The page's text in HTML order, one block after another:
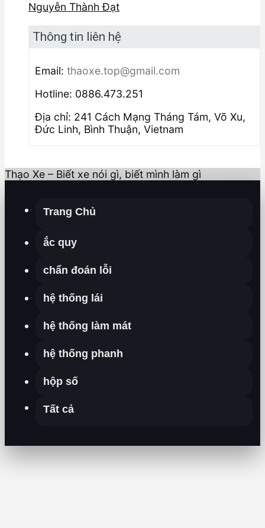
Nguyễn Thành Đạt
Thông tin liên hệ
Email: thaoxe.top@gmail.com
Hotline: 0886.473.251
Địa chỉ: 241 Cách Mạng Tháng Tám, Võ Xu,
Đức Linh, Bình Thuận, Vietnam
Thạo Xe – Biết xe nói gì, biết mình làm gì
Trang Chủ
ắc quy
chẩn đoán lỗi
hệ thống lái
hệ thống làm mát
hệ thống phanh
hộp số
Tất cả